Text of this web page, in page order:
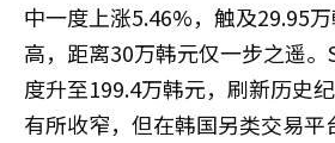
中一度上涨5.46%，触及29.95
高，距离30万韩元仅一步之遥
度升至199.4万韩元，刷新历史
有所收窄，但在韩国另类交易平